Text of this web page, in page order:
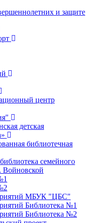
и защите
центр
детская
библиотечная
семейного
Войновской
МБУК "ЦБС"
Библиотека №1
Библиотека №2